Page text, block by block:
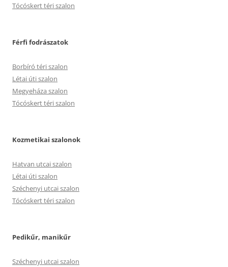
Tócóskert téri szalon
Férfi fodrászatok
Borbíró téri szalon
Létai úti szalon
Megyeháza szalon
Tócóskert téri szalon
Kozmetikai szalonok
Hatvan utcai szalon
Létai úti szalon
Széchenyi utcai szalon
Tócóskert téri szalon
Pedikűr, manikűr
Széchenyi utcai szalon